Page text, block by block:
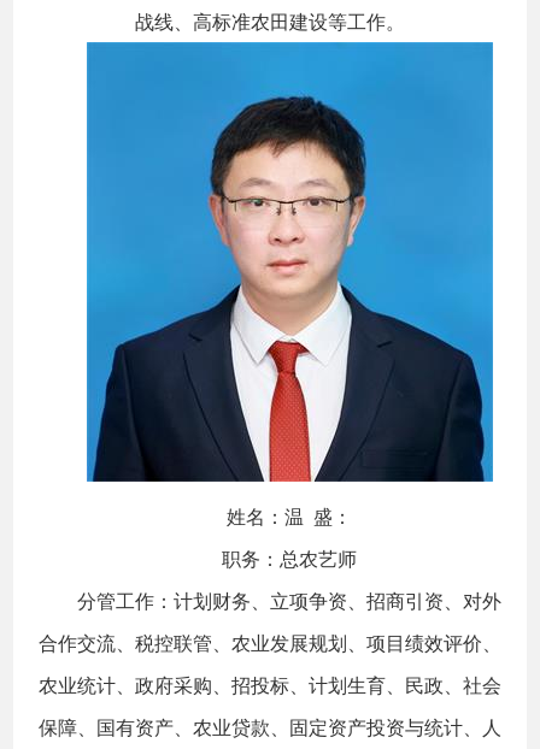
战线、高标准农田建设等工作。
姓名：温 盛：
职务：总农艺师
分管工作：计划财务、立项争资、招商引资、对外
合作交流、税控联管、农业发展规划、项目绩效评价、
农业统计、政府采购、招投标、计划生育、民政、社会
保障、国有资产、农业贷款、固定资产投资与统计、人